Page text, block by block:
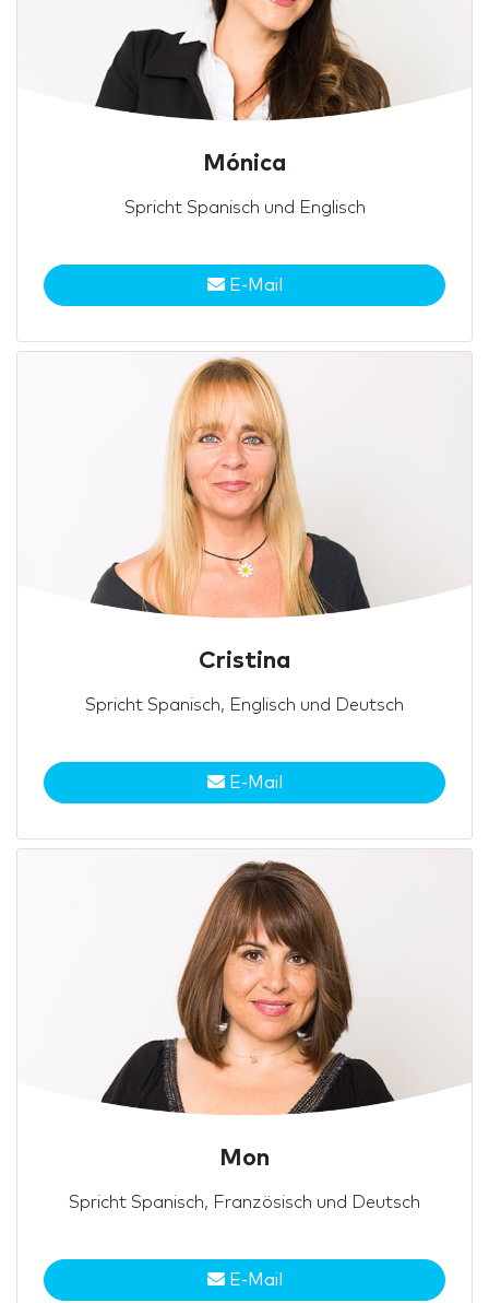
Mónica
Spricht Spanisch und Englisch
E-Mail
Cristina
Spricht Spanisch, Englisch und Deutsch
E-Mail
Mon
Spricht Spanisch, Französisch und Deutsch
E-Mail